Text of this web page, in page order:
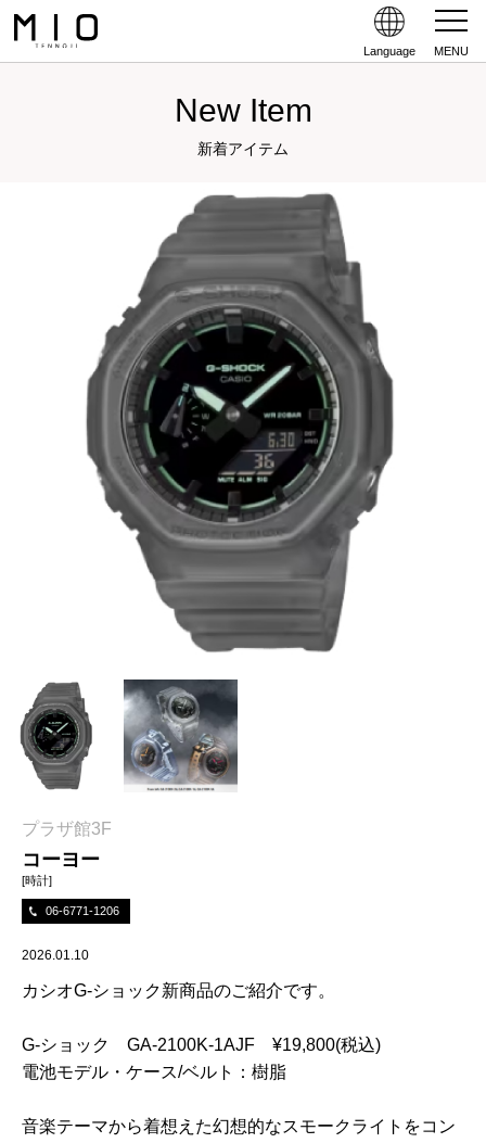
Language MENU
New Item
新着アイテム
プラザ館3F
コーヨー
[時計]
06-6771-1206
2026.01.10
カシオG-ショック新商品のご紹介です。
G-ショック GA-2100K-1AJF ¥19,800(税込)
電池モデル・ケース/ベルト：樹脂
音楽テーマから着想えた幻想的なスモークライトをコン